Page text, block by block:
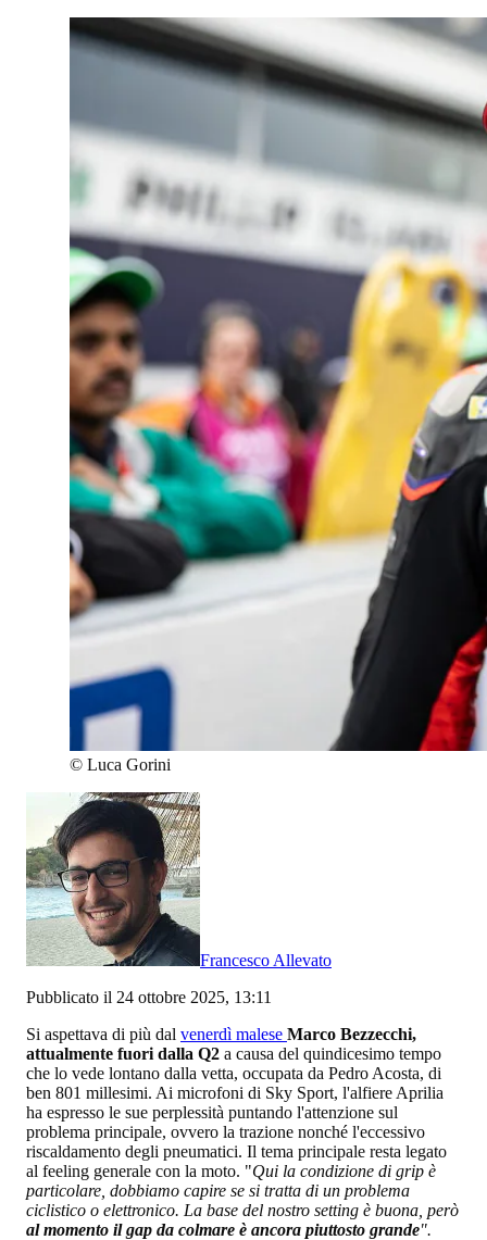
© Luca Gorini
Francesco Allevato
Pubblicato il 24 ottobre 2025, 13:11
Si aspettava di più dal venerdì malese Marco Bezzecchi,
attualmente fuori dalla Q2 a causa del quindicesimo tempo
che lo vede lontano dalla vetta, occupata da Pedro Acosta, di
ben 801 millesimi. Ai microfoni di Sky Sport, l'alfiere Aprilia
ha espresso le sue perplessità puntando l'attenzione sul
problema principale, ovvero la trazione nonché l'eccessivo
riscaldamento degli pneumatici. Il tema principale resta legato
al feeling generale con la moto. "Qui la condizione di grip è
particolare, dobbiamo capire se si tratta di un problema
ciclistico o elettronico. La base del nostro setting è buona, però
al momento il gap da colmare è ancora piuttosto grande".